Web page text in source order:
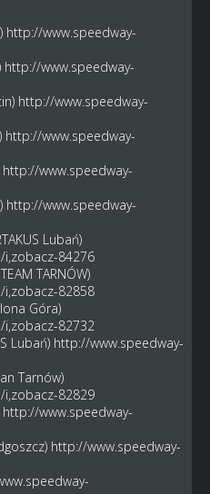
http://www.speedway-
http://www.speedway-
http://www.speedway-
http://www.speedway-
http://www.speedway-
http://www.speedway-
Lubań)
84276
TARNÓW)
82858
Góra)
82732
Lubań) http://www.speedway-
Tarnów)
82829
http://www.speedway-
http://www.speedway-